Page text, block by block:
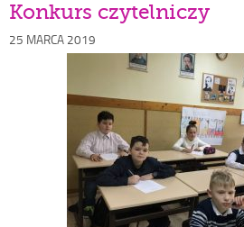
Konkurs czytelniczy
Opublikowano
25 MARCA 2019